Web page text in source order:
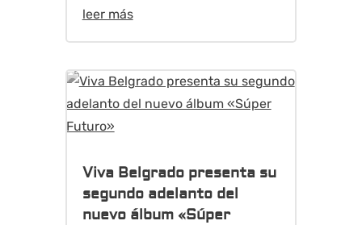
leer más
Viva Belgrado presenta su
segundo adelanto del
nuevo álbum «Súper